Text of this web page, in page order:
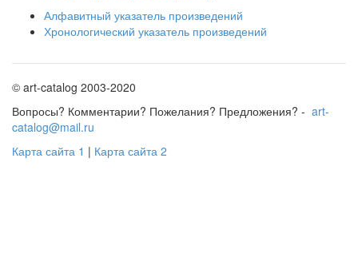
Алфавитный указатель произведений
Хронологический указатель произведений
© art-catalog 2003-2020
Вопросы? Комментарии? Пожелания? Предложения? - art-
catalog@mail.ru
Карта сайта 1 | Карта сайта 2